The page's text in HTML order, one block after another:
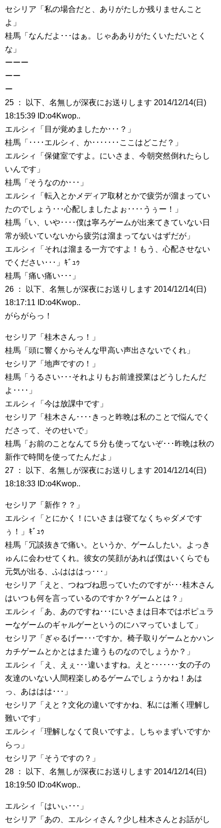
セシリア「私の場合だと、ありがたしか残りませんこと
よ」
桂馬「なんだよ･･･はぁ。じゃあありがたくいただいとく
な」
ーーー
ーー
ー
25 ： 以下、名無しが深夜にお送りします 2014/12/14(日)
18:15:39 ID:o4Kwop..
エルシィ「目が覚めましたか･･･？」
桂馬「････エルシィ、か･･･････ここはどこだ？」
エルシィ「保健室ですよ。にいさま、今朝突然倒れたらし
いんです」
桂馬「そうなのか･･･」
エルシィ「転入とかメディア取材とかで疲労が溜まってい
たのでしょう･･･心配しましたよぉ････うぅー！」
桂馬「い、いや････僕は寧ろゲームが出来てきていない日
常が続いていないから疲労は溜まってないはずだが」
エルシィ「それは溜まる一方ですよ！もう、心配させない
でください･･･」ｷﾞｭｩ
桂馬「痛い痛い･･･」
26 ： 以下、名無しが深夜にお送りします 2014/12/14(日)
18:17:11 ID:o4Kwop..
がらがらっ！
セシリア「桂木さんっ！」
桂馬「頭に響くからそんな甲高い声出さないでくれ」
セシリア「地声ですの！」
桂馬「うるさい･･･それよりもお前達授業はどうしたんだ
よ････」
エルシィ「今は放課中です」
セシリア「桂木さん････きっと昨晩は私のことで悩んでく
ださって、そのせいで」
桂馬「お前のことなんて５分も使ってないぞ･･･昨晩は秋の
新作で時間を使ってたんだよ」
27 ： 以下、名無しが深夜にお送りします 2014/12/14(日)
18:18:33 ID:o4Kwop..
セシリア「新作？？」
エルシィ「とにかく！にいさまは寝てなくちゃダメです
ぅ！」ｷﾞｭｩ
桂馬「冗談抜きで痛い。というか、ゲームしたい。よっき
ゅんに会わせてくれ。彼女の笑顔があれば僕はいくらでも
元気が出る、ふはははっ･･･」
セシリア「えと、つねづね思っていたのですが･･･桂木さん
はいつも何を言っているのですか？ゲームとは？」
エルシィ「あ、あのですね･･･にいさまは日本ではポピュラ
ーなゲームのギャルゲーというのにハマっていまして」
セシリア「ぎゃるげー･･･ですか。椅子取りゲームとかハン
カチゲームとかとはまた違うものなのでしょうか？」
エルシィ「え、えぇ･･･違いますね。えと･･･････女の子の
友達のいない人間程楽しめるゲームでしょうかね！あは
っ、あははは･･･」
セシリア「えと？文化の違いですかね、私には漸く理解し
難いです」
エルシィ「理解しなくて良いですよ。しちゃまずいですか
らっ」
セシリア「そうですの？」
28 ： 以下、名無しが深夜にお送りします 2014/12/14(日)
18:19:50 ID:o4Kwop..
エルシィ「はいぃ･･･」
セシリア「あの、エルシィさん？少し桂木さんとお話がし